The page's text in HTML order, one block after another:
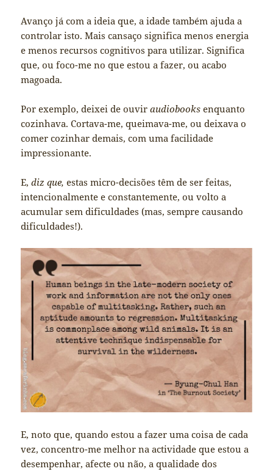
Avanço já com a ideia que, a idade também ajuda a
controlar isto. Mais cansaço significa menos energia
e menos recursos cognitivos para utilizar. Significa
que, ou foco-me no que estou a fazer, ou acabo
magoada.
Por exemplo, deixei de ouviraudiobooks enquanto
cozinhava. Cortava-me, queimava-me, ou deixava o
comer cozinhar demais, com uma facilidade
impressionante.
E,diz que, estas micro-decisões têm de ser feitas,
intencionalmente e constantemente, ou volto a
acumular sem dificuldades (mas, sempre causando
dificuldades!).
E, noto que, quando estou a fazer uma coisa de cada
vez, concentro-me melhor na actividade que estou a
desempenhar, afecte ou não, a qualidade dos